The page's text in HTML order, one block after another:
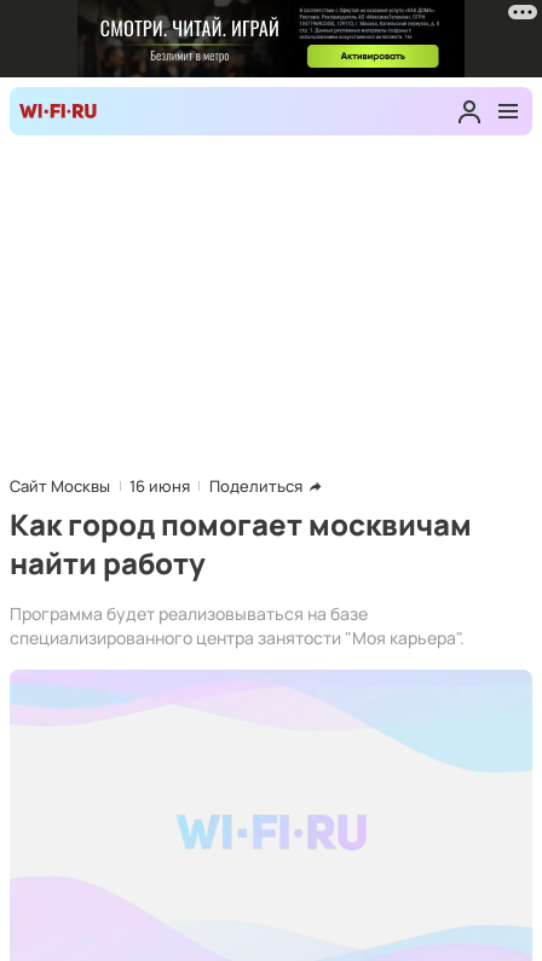
Сайт Москвы 16 июня Поделиться
Как город помогает москвичам
найти работу
Программа будет реализовываться на базе
специализированного центра занятости "Моя карьера".